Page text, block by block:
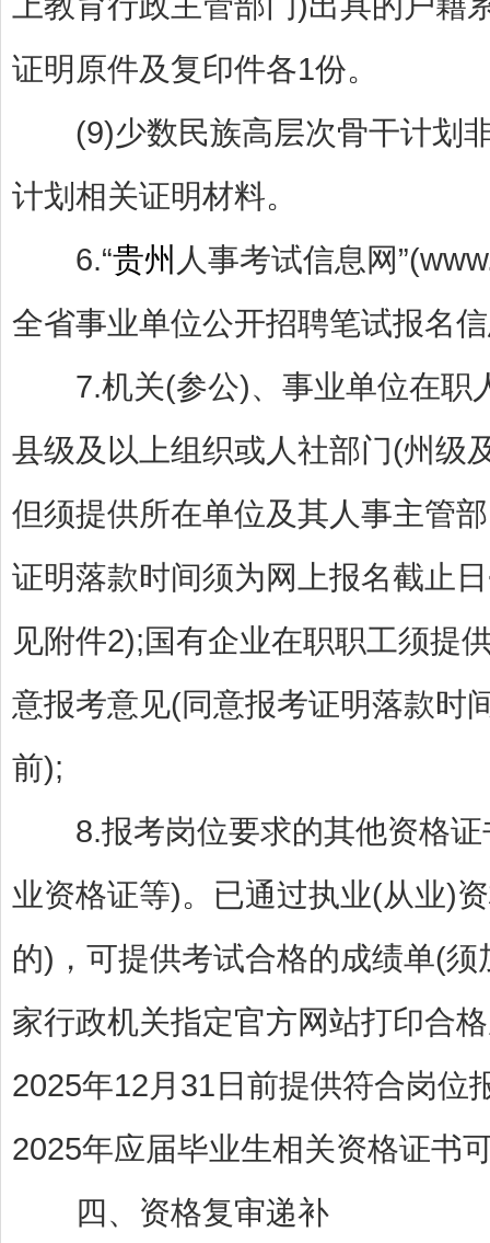
证明原件及复印件各1份。
(9)少数民族高层次骨干计划非
计划相关证明材料。
6.“贵州 人事考试信息网
全省事业单位公开招聘笔试报名
7.机关(参公)、事业单位在职
县级及以上组织或人社部门(州级
但须提供所在单位及其人事主管
证明落款时间须为网上报名截止
见附件2);国有企业在职职工须提
意报考意见(同意报考证明落款时
前);
8.报考岗位要求的其他资格证
业资格证等)。已通过执业(从业)
的)，可提供考试合格的成绩单(
家行政机关指定官方网站打印合
2025年12月31日前提供符合岗位
2025年应届毕业生相关资格证书
四、资格复审递补